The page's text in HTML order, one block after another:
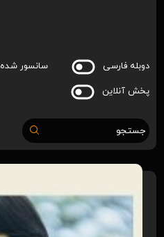
دوبله فارسی سانسور شده
پخش آنلاین
جستجو